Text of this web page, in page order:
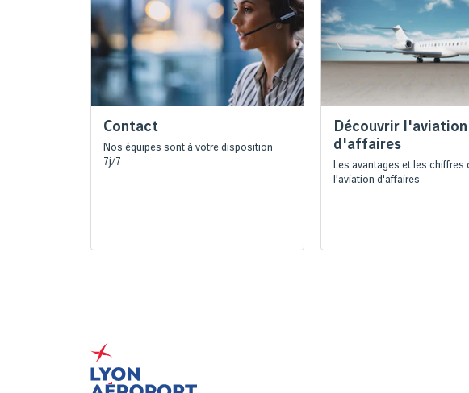
Contact
Nos équipes sont à votre disposition
7j/7
Découvrir l'aviation
d'affaires
Les avantages et les chiffres
l'aviation d'affaires